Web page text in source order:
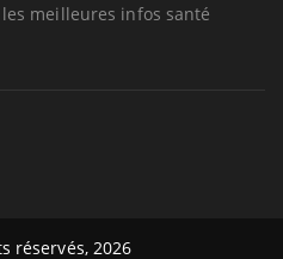
meilleures infos santé
réservés, 2026